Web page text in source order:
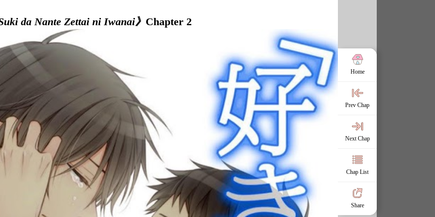
da Nante Zettai ni Iwanai》 Chapter 2
Home
Prev Chap
Next Chap
Chap List
Share